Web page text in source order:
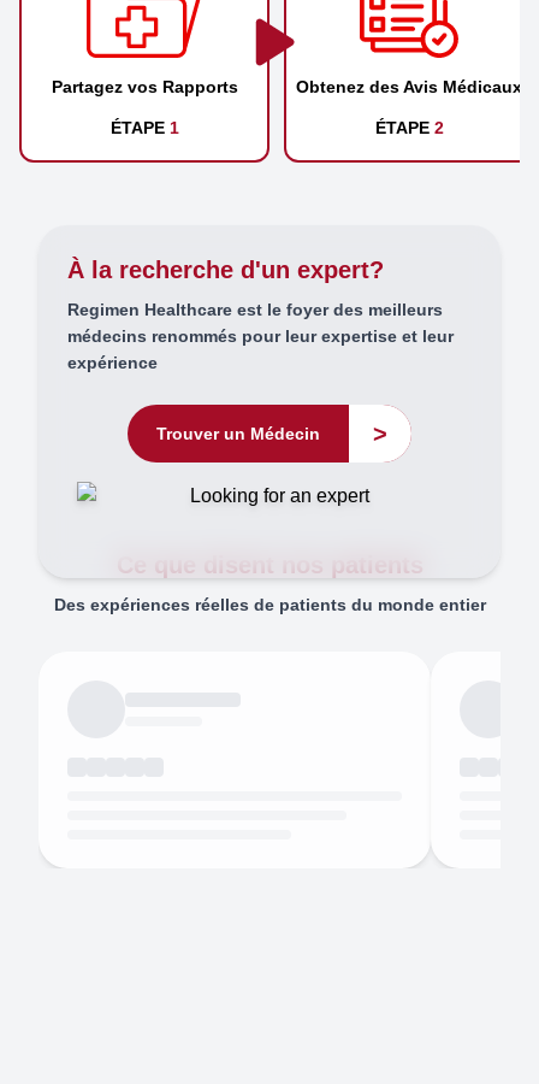
Partagez vos Rapports
ÉTAPE 1
Obtenez des Avis Médicaux
ÉTAPE 2
À la recherche d'un expert?
Regimen Healthcare est le foyer des meilleurs
médecins renommés pour leur expertise et leur
expérience
Trouver un Médecin >
Ce que disent nos patients
Des expériences réelles de patients du monde entier